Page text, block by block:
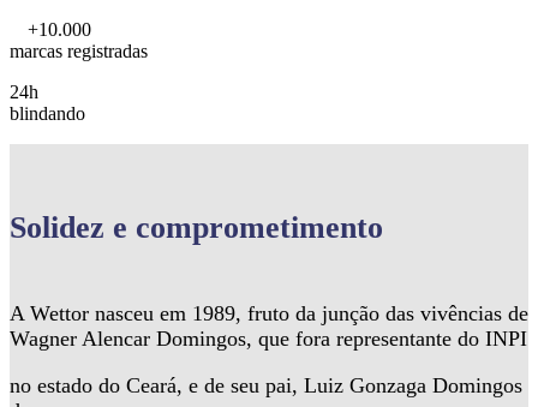
+10.000
marcas registradas
24h
blindando
Solidez e comprometimento
A Wettor nasceu em 1989, fruto da junção das vivências de
Wagner Alencar Domingos, que fora representante do INPI
no estado do Ceará, e de seu pai, Luiz Gonzaga Domingos